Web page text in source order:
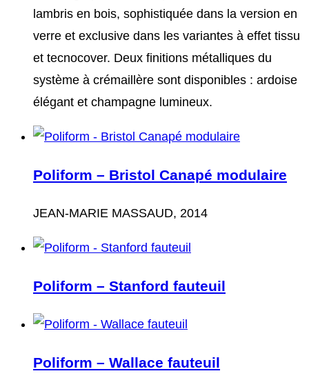
lambris en bois, sophistiquée dans la version en
verre et exclusive dans les variantes à effet tissu
et tecnocover. Deux finitions métalliques du
système à crémaillère sont disponibles : ardoise
élégant et champagne lumineux.
Poliform – Bristol Canapé modulaire
JEAN-MARIE MASSAUD, 2014
Poliform – Stanford fauteuil
Poliform – Wallace fauteuil